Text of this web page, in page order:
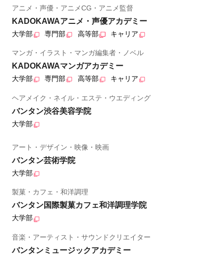
アニメ・声優・アニメCG・アニメ監督
KADOKAWAアニメ・声優アカデミー
大学部 専門部 高等部 キャリア
マンガ・イラスト・マンガ編集者・ノベル
KADOKAWAマンガアカデミー
大学部 専門部 高等部 キャリア
ヘアメイク・ネイル・エステ・ウエディング
バンタン渋谷美容学院
大学部
アート・デザイン・映像・映画
バンタン芸術学院
大学部
製菓・カフェ・和洋調理
バンタン国際製菓カフェ和洋調理学院
大学部
音楽・アーティスト・サウンドクリエイター
バンタンミュージックアカデミー